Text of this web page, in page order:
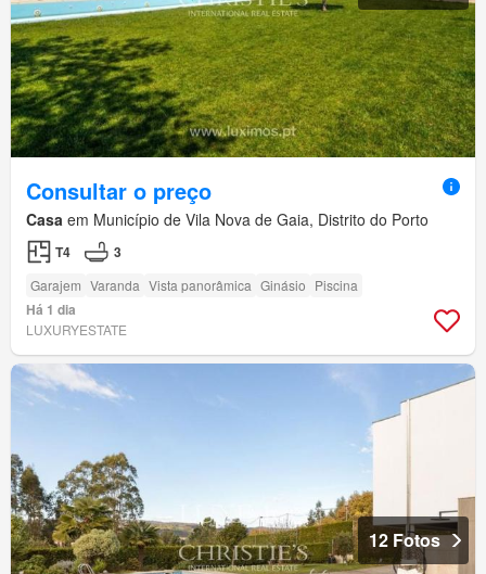
Consultar o preço
Casa em Município de Vila Nova de Gaia, Distrito do Porto
T4 3
Garajem Varanda Vista panorâmica Ginásio Piscina
Há 1 dia
LUXURYESTATE
12 Fotos